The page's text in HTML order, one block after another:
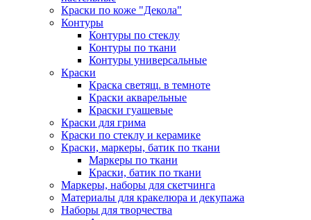
Краски по коже "Декола"
Контуры
Контуры по стеклу
Контуры по ткани
Контуры универсальные
Краски
Краска светящ. в темноте
Краски акварельные
Краски гуашевые
Краски для грима
Краски по стеклу и керамике
Краски, маркеры, батик по ткани
Маркеры по ткани
Краски, батик по ткани
Маркеры, наборы для скетчинга
Материалы для кракелюра и декупажа
Наборы для творчества